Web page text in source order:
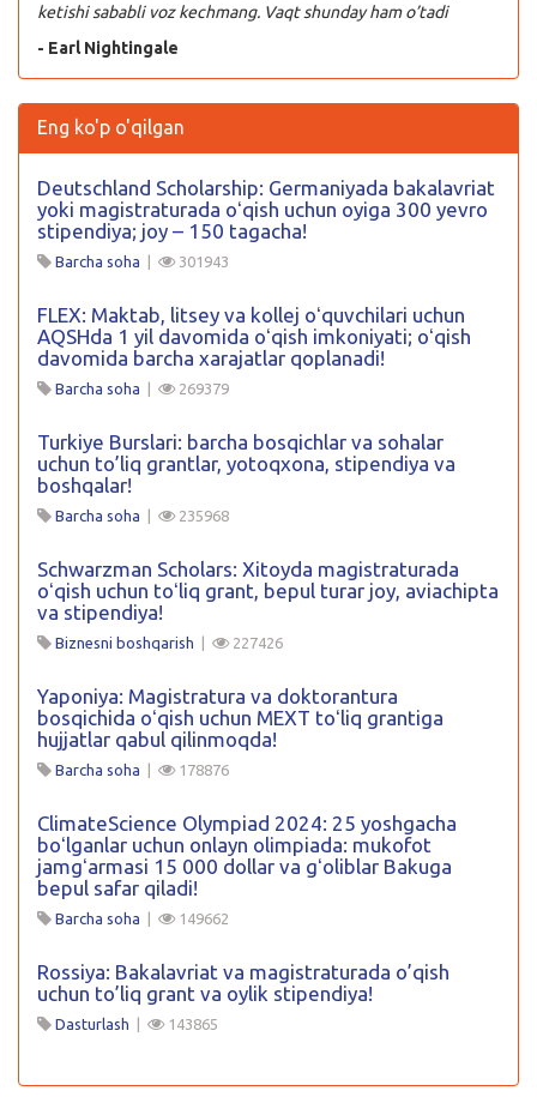
ketishi sababli voz kechmang. Vaqt shunday ham o’tadi
- Earl Nightingale
Eng ko'p o'qilgan
Deutschland Scholarship: Germaniyada bakalavriat
yoki magistraturada oʻqish uchun oyiga 300 yevro
stipendiya; joy – 150 tagacha!
Barcha soha | 301943
FLEX: Maktab, litsey va kollej oʻquvchilari uchun
AQSHda 1 yil davomida oʻqish imkoniyati; oʻqish
davomida barcha xarajatlar qoplanadi!
Barcha soha | 269379
Turkiye Burslari: barcha bosqichlar va sohalar
uchun to’liq grantlar, yotoqxona, stipendiya va
boshqalar!
Barcha soha | 235968
Schwarzman Scholars: Xitoyda magistraturada
oʻqish uchun toʻliq grant, bepul turar joy, aviachipta
va stipendiya!
Biznesni boshqarish | 227426
Yaponiya: Magistratura va doktorantura
bosqichida oʻqish uchun MEXT toʻliq grantiga
hujjatlar qabul qilinmoqda!
Barcha soha | 178876
ClimateScience Olympiad 2024: 25 yoshgacha
boʻlganlar uchun onlayn olimpiada: mukofot
jamgʻarmasi 15 000 dollar va gʻoliblar Bakuga
bepul safar qiladi!
Barcha soha | 149662
Rossiya: Bakalavriat va magistraturada o’qish
uchun to’liq grant va oylik stipendiya!
Dasturlash | 143865